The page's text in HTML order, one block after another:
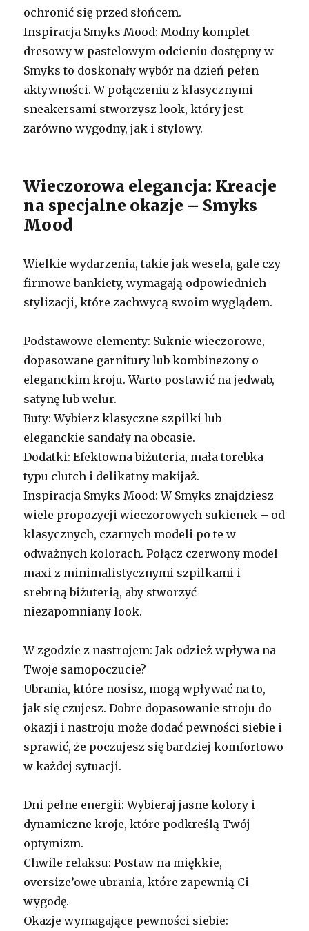
ochronić się przed słońcem.
Inspiracja Smyks Mood: Modny komplet
dresowy w pastelowym odcieniu dostępny w
Smyks to doskonały wybór na dzień pełen
aktywności. W połączeniu z klasycznymi
sneakersami stworzysz look, który jest
zarówno wygodny, jak i stylowy.
Wieczorowa elegancja: Kreacje
na specjalne okazje – Smyks
Mood
Wielkie wydarzenia, takie jak wesela, gale czy
firmowe bankiety, wymagają odpowiednich
stylizacji, które zachwycą swoim wyglądem.
Podstawowe elementy: Suknie wieczorowe,
dopasowane garnitury lub kombinezony o
eleganckim kroju. Warto postawić na jedwab,
satynę lub welur.
Buty: Wybierz klasyczne szpilki lub
eleganckie sandały na obcasie.
Dodatki: Efektowna biżuteria, mała torebka
typu clutch i delikatny makijaż.
Inspiracja Smyks Mood: W Smyks znajdziesz
wiele propozycji wieczorowych sukienek – od
klasycznych, czarnych modeli po te w
odważnych kolorach. Połącz czerwony model
maxi z minimalistycznymi szpilkami i
srebrną biżuterią, aby stworzyć
niezapomniany look.
W zgodzie z nastrojem: Jak odzież wpływa na
Twoje samopoczucie?
Ubrania, które nosisz, mogą wpływać na to,
jak się czujesz. Dobre dopasowanie stroju do
okazji i nastroju może dodać pewności siebie i
sprawić, że poczujesz się bardziej komfortowo
w każdej sytuacji.
Dni pełne energii: Wybieraj jasne kolory i
dynamiczne kroje, które podkreślą Twój
optymizm.
Chwile relaksu: Postaw na miękkie,
oversize’owe ubrania, które zapewnią Ci
wygodę.
Okazje wymagające pewności siebie: